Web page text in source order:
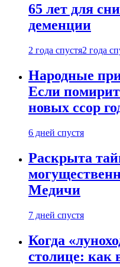
65 лет для
деменции
2 года спустя2 года
Народные
Если
новых ссор
6 дней спустя
Раскрыта
Медичи
7 дней спустя
Когда
столице: как